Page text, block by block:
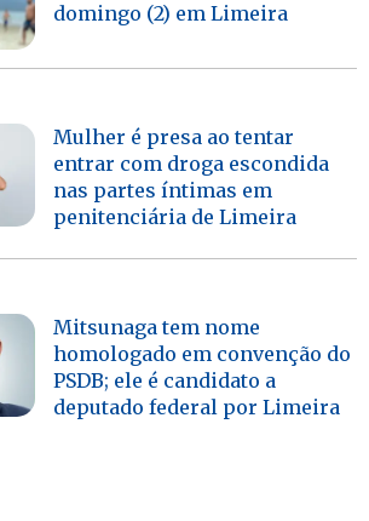
domingo (2) em Limeira
Mulher é presa ao tentar
entrar com droga escondida
nas partes íntimas em
penitenciária de Limeira
Mitsunaga tem nome
homologado em convenção do
PSDB; ele é candidato a
deputado federal por Limeira